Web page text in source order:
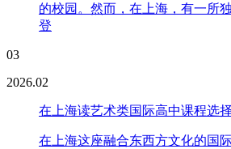
的校园。然而，在上海，有一
登
03
2026.02
在上海读艺术类国际高中课程选
在上海这座融合东西方文化的国